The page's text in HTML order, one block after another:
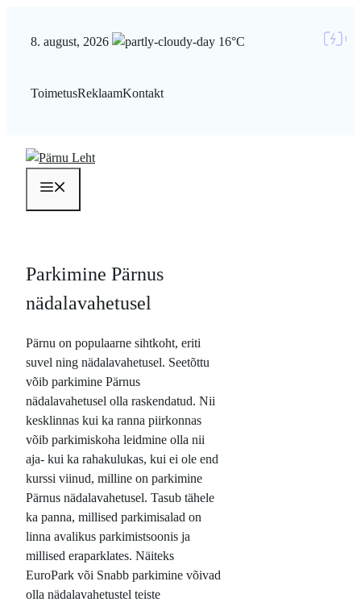
8. august, 2026 16°C
ToimetusReklaamKontakt
Parkimine Pärnus
nädalavahetusel
Pärnu on populaarne sihtkoht, eriti
suvel ning nädalavahetusel. Seetõttu
võib parkimine Pärnus
nädalavahetusel olla raskendatud. Nii
kesklinnas kui ka ranna piirkonnas
võib parkimiskoha leidmine olla nii
aja- kui ka rahakulukas, kui ei ole end
kurssi viinud, milline on parkimine
Pärnus nädalavahetusel. Tasub tähele
ka panna, millised parkimisalad on
linna avalikus parkimistsoonis ja
millised eraparklates. Näiteks
EuroPark või Snabb parkimine võivad
olla nädalavahetustel teiste